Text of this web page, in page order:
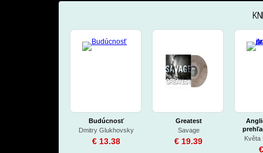
Budúcnosť
Dmitry Glukhovsky
€ 13.38
Greatest
Savage
€ 19.39
Květa